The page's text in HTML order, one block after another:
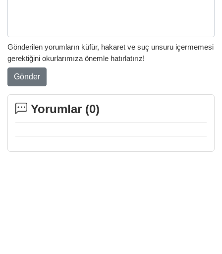
Gönderilen yorumların küfür, hakaret ve suç unsuru içermemesi
gerektiğini okurlarımıza önemle hatırlatırız!
Gönder
Yorumlar (0)